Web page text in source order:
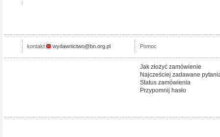
kontakt wydawnictwo@bn.org.pl Pomoc
Jak złożyć zamówienie
Najcześciej zadawane
Status zamówienia
Przypomnij hasło